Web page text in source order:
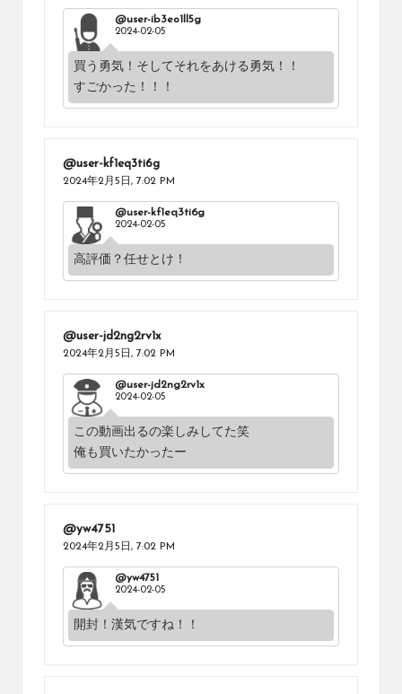
@user-ib3eo1ll5g
2024-02-05
買う勇気！そしてそれをあける勇気！！
すごかった！！！
@user-kf1eq3ti6g
2024年2月5日, 7:02 PM
@user-kf1eq3ti6g
2024-02-05
高評価？任せとけ！
@user-jd2ng2rv1x
2024年2月5日, 7:02 PM
@user-jd2ng2rv1x
2024-02-05
この動画出るの楽しみしてた笑
俺も買いたかったー
@yw4751
2024年2月5日, 7:02 PM
@yw4751
2024-02-05
開封！漢気ですね！！